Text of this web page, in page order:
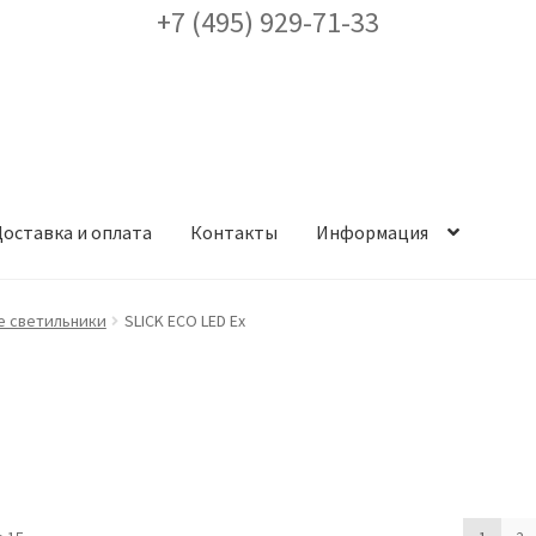
+7 (495) 929-71-33
и оплата Контакты Информация
Доставка и оплатаЗаказ проекта освещения
SLICK ECO LED Ex